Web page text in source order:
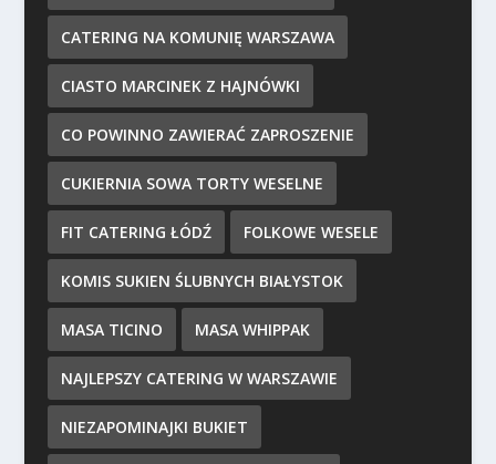
CATERING NA KOMUNIĘ WARSZAWA
CIASTO MARCINEK Z HAJNÓWKI
CO POWINNO ZAWIERAĆ ZAPROSZENIE
CUKIERNIA SOWA TORTY WESELNE
FIT CATERING ŁÓDŹ FOLKOWE WESELE
KOMIS SUKIEN ŚLUBNYCH BIAŁYSTOK
MASA TICINO MASA WHIPPAK
NAJLEPSZY CATERING W WARSZAWIE
NIEZAPOMINAJKI BUKIET